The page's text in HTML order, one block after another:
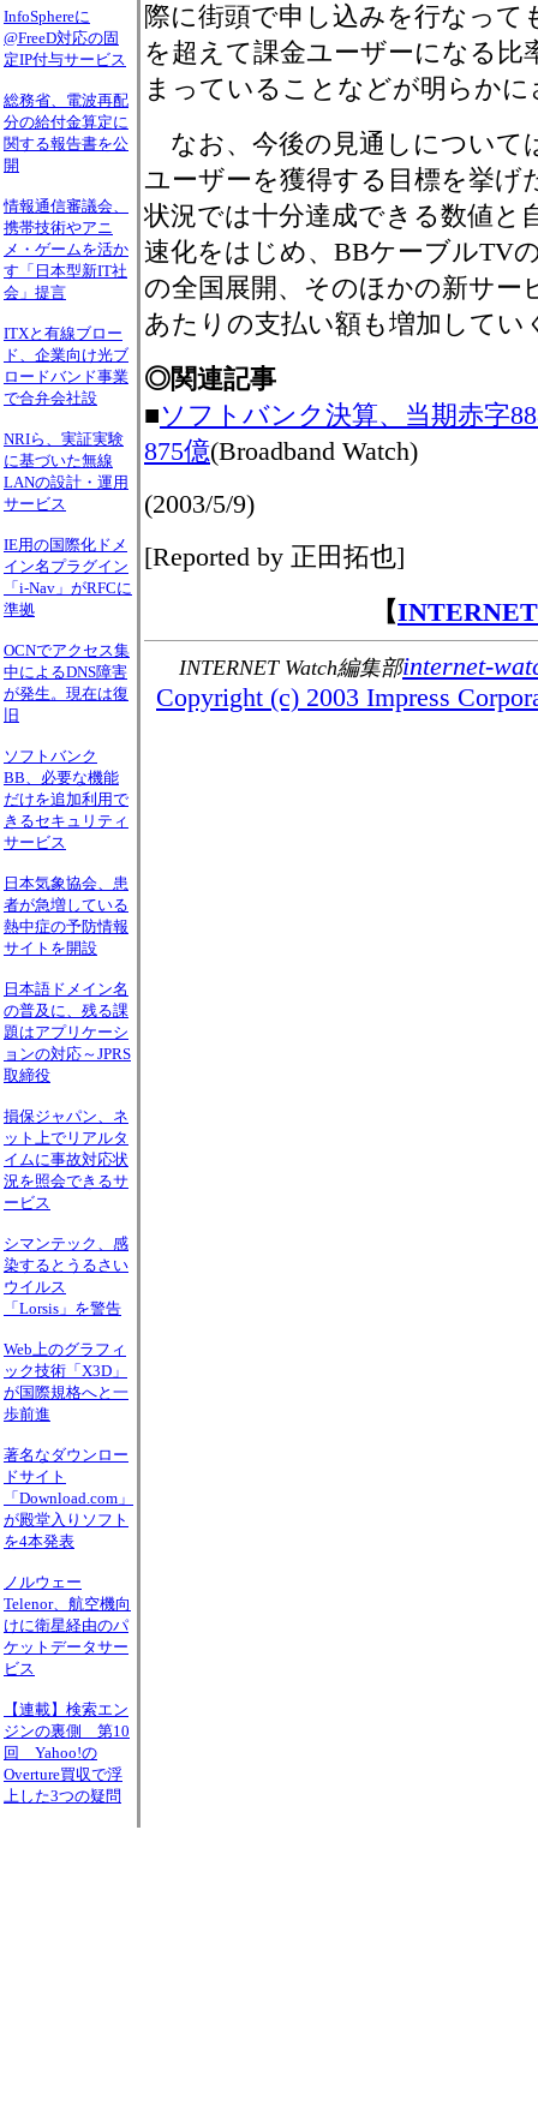
InfoSphereに
@FreeD対応の固
定IP付与サービス
総務省、電波再配
分の給付金算定に
関する報告書を公
開
情報通信審議会、
携帯技術やアニ
メ・ゲームを活か
す「日本型新IT社
会」提言
ITXと有線ブロー
ド、企業向け光ブ
ロードバンド事業
で合弁会社設
NRIら、実証実験
に基づいた無線
LANの設計・運用
サービス
IE用の国際化ドメ
イン名プラグイン
「i-Nav」がRFCに
準拠
OCNでアクセス集
中によるDNS障害
が発生。現在は復
旧
ソフトバンク
BB、必要な機能
だけを追加利用で
きるセキュリティ
サービス
日本気象協会、患
者が急増している
熱中症の予防情報
サイトを開設
日本語ドメイン名
の普及に、残る課
題はアプリケーシ
ョンの対応～JPRS
取締役
損保ジャパン、ネ
ット上でリアルタ
イムに事故対応状
況を照会できるサ
ービス
シマンテック、感
染するとうるさい
ウイルス
「Lorsis」を警告
Web上のグラフィ
ック技術「X3D」
が国際規格へと一
歩前進
著名なダウンロー
ドサイト
「Download.com」
が殿堂入りソフト
を4本発表
ノルウェー
Telenor、航空機向
けに衛星経由のパ
ケットデータサー
ビス
【連載】検索エン
ジンの裏側 第10
回 Yahoo!の
Overture買収で浮
上した3つの疑問
際に街頭で申し込みを行なって
を超えて課金ユーザーになる比
まっていることなどが明らかに
なお、今後の見通しについて
ユーザーを獲得する目標を挙げ
状況では十分達成できる数値と
速化をはじめ、BBケーブルTV
の全国展開、そのほかの新サー
あたりの支払い額も増加してい
◎関連記事
■ソフトバンク決算、当期赤字
875億(Broadband Watch)
(2003/5/9)
[Reported by 正田拓也]
【
INTERNET Watch編集部internet-
Copyright (c) 2003 Impress